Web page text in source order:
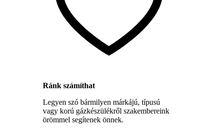
Ránk számíthat
Legyen szó bármilyen márkájú, típusú
vagy korú gázkészülékről szakembereink
örömmel segítenek önnek.